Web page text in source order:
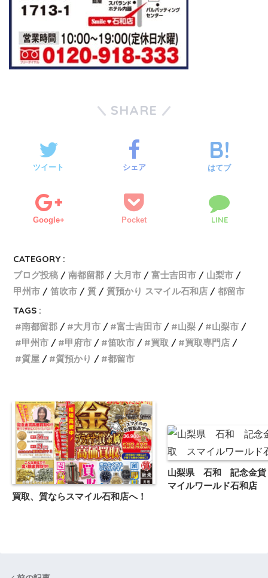
SHARE
ツイート シェア はてブ
Google+ Pocket LINE
CATEGORY :
ブログ投稿
南都留郡 大月市 富士吉田市
山梨市
甲州市
笛吹市 質 質預かり スマイル石和店
都留市
TAGS :
南都留郡
大月市 富士吉田市 山梨
山梨市
甲州市
甲府市 笛吹市 買取
買取専門店
質屋
質預かり 都留市
買取、質ならスマイル石和店へ！
山梨県 石和 記念金
マイルワールド石和店